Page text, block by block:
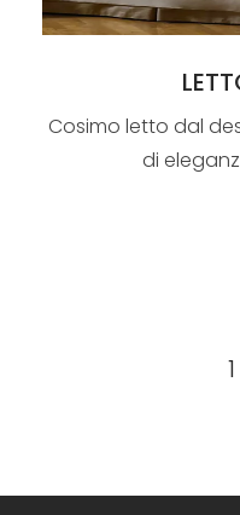
Cosimo letto dal
di
1